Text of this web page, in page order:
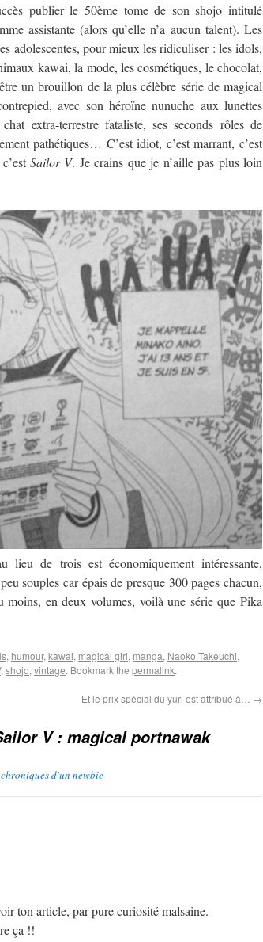
publier le 50ème tome de son shojo intitulé
assistante (alors qu’elle n’a aucun talent). Les
adolescentes, pour mieux les ridiculiser : les idols,
kawai, la mode, les cosmétiques, le chocolat,
un brouillon de la plus célèbre série de magical
avec son héroïne nunuche aux lunettes
extra-terrestre fataliste, ses seconds rôles de
pathétiques… C’est idiot, c’est marrant, c’est
Sailor V. Je crains que je n’aille pas plus loin
de trois est économiquement intéressante,
souples car épais de presque 300 pages chacun,
en deux volumes, voilà une série que Pika
, humour, kawai, magical girl, manga, Naoko Takeuchi,
, shojo, vintage. Bookmark the permalink.
Et le prix spécial du yuri est attribué à… →
V : magical portnawak
d'un newbie
ton article, par pure curiosité malsaine.
ça !!